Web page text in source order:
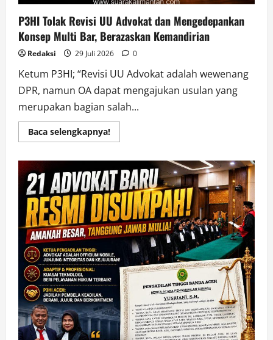
P3HI Tolak Revisi UU Advokat dan Mengedepankan
Konsep Multi Bar, Berazaskan Kemandirian
Redaksi 29 Juli 2026 0
Ketum P3HI; “Revisi UU Advokat adalah wewenang
DPR, namun OA dapat mengajukan usulan yang
merupakan bagian salah...
Baca selengkapnya!Read
more
Revisi
UU
Advokat
dan
Mengedepankan
Konsep
Multi
Bar,
Berazaskan
Kemandirian